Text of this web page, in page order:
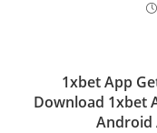
1xbet App
Download 1xbet
Android